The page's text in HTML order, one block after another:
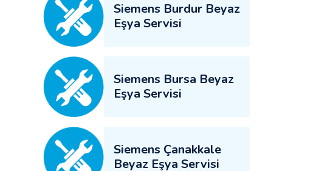
Siemens Burdur Beyaz
Eşya Servisi
Siemens Bursa Beyaz
Eşya Servisi
Siemens Çanakkale
Beyaz Eşya Servisi